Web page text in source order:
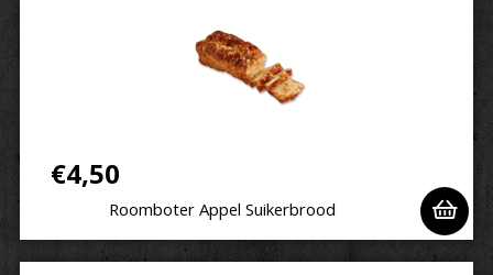
Roomboter Appel Suikerbrood
€4,50